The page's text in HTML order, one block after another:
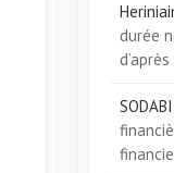
durée